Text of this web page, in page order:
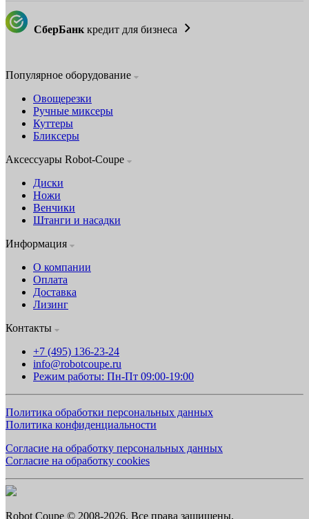
СберБанк кредит для бизнеса
Популярное оборудование
Овощерезки
Ручные миксеры
Куттеры
Бликсеры
Аксессуары Robot-Coupe
Диски
Ножи
Венчики
Штанги и насадки
Информация
О компании
Оплата
Доставка
Лизинг
Контакты
+7 (495) 136-23-24
info@robotcoupe.ru
Режим работы: Пн-Пт 09:00-19:00
Политика обработки персональных данных
Политика конфиденциальности
Согласие на обработку персональных данных
Согласие на обработку cookies
Robot Coupe © 2008-2026. Все права защищены.